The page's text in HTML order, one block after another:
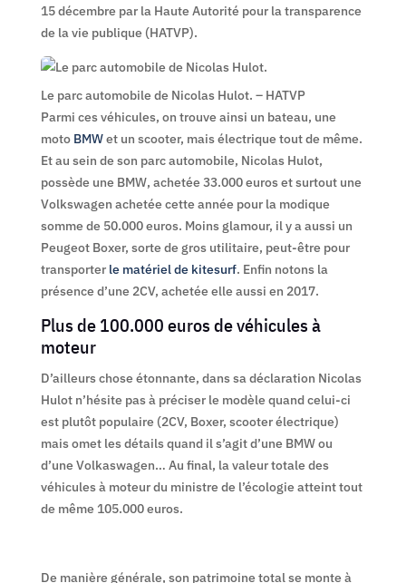
15 décembre par la Haute Autorité pour la transparence
de la vie publique (HATVP).
Le parc automobile de Nicolas Hulot. – HATVP
Parmi ces véhicules, on trouve ainsi un bateau, une
moto BMWet un scooter, mais électrique tout de même.
Et au sein de son parc automobile, Nicolas Hulot,
possède une BMW, achetée 33.000 euros et surtout une
Volkswagen achetée cette année pour la modique
somme de 50.000 euros. Moins glamour, il y a aussi un
Peugeot Boxer, sorte de gros utilitaire, peut-être pour
transporter le matériel de kitesurf. Enfin notons la
présence d’une 2CV, achetée elle aussi en 2017.
Plus de 100.000 euros de véhicules à
moteur
D’ailleurs chose étonnante, dans sa déclaration Nicolas
Hulot n’hésite pas à préciser le modèle quand celui-ci
est plutôt populaire (2CV, Boxer, scooter électrique)
mais omet les détails quand il s’agit d’une BMW ou
d’une Volkaswagen… Au final, la valeur totale des
véhicules à moteur du ministre de l’écologie atteint tout
de même 105.000 euros.
De manière générale, son patrimoine total se monte à